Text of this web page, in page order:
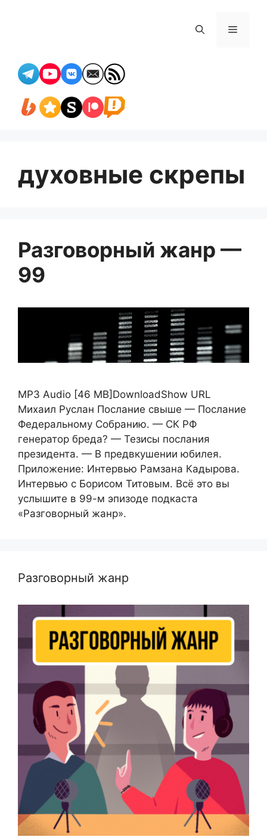
Меню
духовные скрепы
Разговорный жанр —
99
MP3 Audio [46 MB]DownloadShow URL
Михаил Руслан Послание свыше — Послание
Федеральному Собранию. — СК РФ
генератор бреда? — Тезисы послания
президента. — В предвкушении юбилея.
Приложение: Интервью Рамзана Кадырова.
Интервью с Борисом Титовым. Всё это вы
услышите в 99-м эпизоде подкаста
«Разговорный жанр».
Разговорный жанр